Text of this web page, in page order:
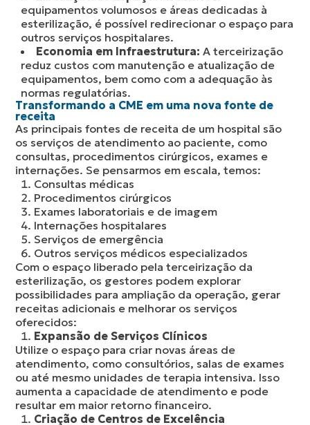
equipamentos volumosos e áreas dedicadas à
esterilização, é possível redirecionar o espaço para
outros serviços hospitalares.
Economia em Infraestrutura: A terceirização
reduz custos com manutenção e atualização de
equipamentos, bem como com a adequação às
normas regulatórias.
Transformando a CME em uma nova fonte de
receita
As principais fontes de receita de um hospital são
os serviços de atendimento ao paciente, como
consultas, procedimentos cirúrgicos, exames e
internações. Se pensarmos em escala, temos:
Consultas médicas
Procedimentos cirúrgicos
Exames laboratoriais e de imagem
Internações hospitalares
Serviços de emergência
Outros serviços médicos especializados
Com o espaço liberado pela terceirização da
esterilização, os gestores podem explorar
possibilidades para ampliação da operação, gerar
receitas adicionais e melhorar os serviços
oferecidos:
Expansão de Serviços Clínicos
Utilize o espaço para criar novas áreas de
atendimento, como consultórios, salas de exames
ou até mesmo unidades de terapia intensiva. Isso
aumenta a capacidade de atendimento e pode
resultar em maior retorno financeiro.
Criação de Centros de Excelência